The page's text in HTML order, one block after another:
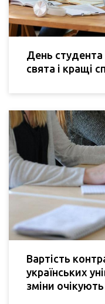
День студента
свята і кращі
Вартість
українських
зміни